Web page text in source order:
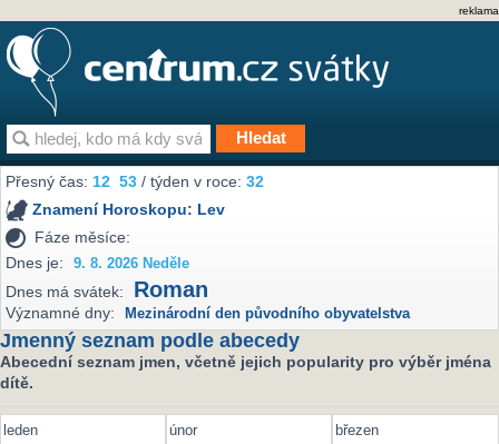
reklama
Přesný čas:12 53 / týden v roce:32
Znamení Horoskopu: Lev
Fáze měsíce:
Dnes je:
9. 8. 2026 Neděle
Dnes má svátek: Roman
Významné dny: Mezinárodní den původního obyvatelstva
Jmenný seznam podle abecedy
Abecední seznam jmen, včetně jejich popularity pro výběr jména
dítě.
leden únor
březen